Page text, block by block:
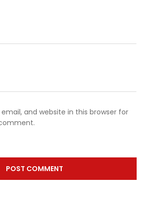
and website in this browser for